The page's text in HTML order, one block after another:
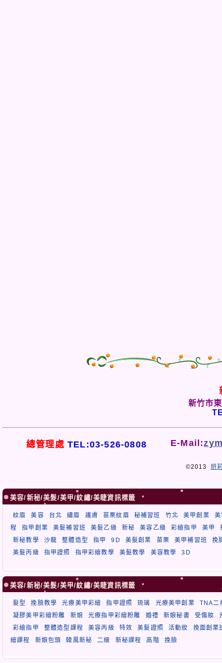
新竹市
總管理處 TEL:03-526-0808 E-Mail:
©2013 妍
美容/新秘/美髮/美甲/紋繡/美睫資訊標籤
紋眉 美容 台北 繡眉 護膚 苗栗紋眉 秘補習班 竹北 美甲創業
程
指甲創業 美髮補習班 美髮乙級 新秘 美容乙級 彩繪指甲 美甲
新秘教學
沙龍 整體造型 指甲 9D 美髮創業 苗栗 美甲補習班
挽
美髮丙級
指甲證照 指甲彩繪教學 美髮教學 美容教學 3D
美容/新秘/美髮/美甲/紋繡/美睫資訊標籤
髮型 挽臉教學 光療美甲彩繪 指甲證照 琉璃 光療美甲創業
TNA二
凝膠美甲彩繪粉雕
新娘 光療指甲彩繪粉雕 婚禮 新娘秘書 受傷妝
彩繪指甲
整體造型課程 美容丙級 特效 美髮證照 活動妝
挽面創業
繪課程
新娘包頭 韓風新秘 二級 新秘課程 高階 挽臉